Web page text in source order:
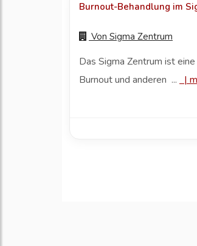
Burnout-Behandlung im
Von Sigma Zentrum
Das Sigma Zentrum ist
Burnout und anderen ... |